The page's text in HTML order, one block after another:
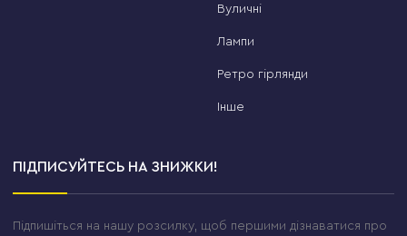
Вуличні
Лампи
Ретро гірлянди
Інше
ПІДПИСУЙТЕСЬ НА ЗНИЖКИ!
Підпишіться на нашу розсилку, щоб першими дізнаватися про